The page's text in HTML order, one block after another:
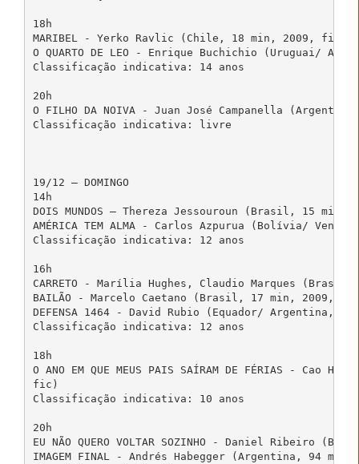
18h
MARIBEL - Yerko Ravlic (Chile, 18 min, 2009, fic)
O QUARTO DE LEO - Enrique Buchichio (Uruguai/
Classificação indicativa: 14 anos
20h
O FILHO DA NOIVA - Juan José Campanella
Classificação indicativa: livre
19/12 – DOMINGO
14h
DOIS MUNDOS – Thereza Jessouroun (Brasil, 15 min,
AMÉRICA TEM ALMA - Carlos Azpurua (Bolívia/
Classificação indicativa: 12 anos
16h
CARRETO - Marília Hughes, Claudio Marques
BAILÃO - Marcelo Caetano (Brasil, 17 min, 2009,
DEFENSA 1464 - David Rubio (Equador/ Argentina,
Classificação indicativa: 12 anos
18h
O ANO EM QUE MEUS PAIS SAÍRAM DE FÉRIAS - Cao
fic)
Classificação indicativa: 10 anos
20h
EU NÃO QUERO VOLTAR SOZINHO - Daniel Ribeiro
IMAGEM FINAL - Andrés Habegger (Argentina, 94